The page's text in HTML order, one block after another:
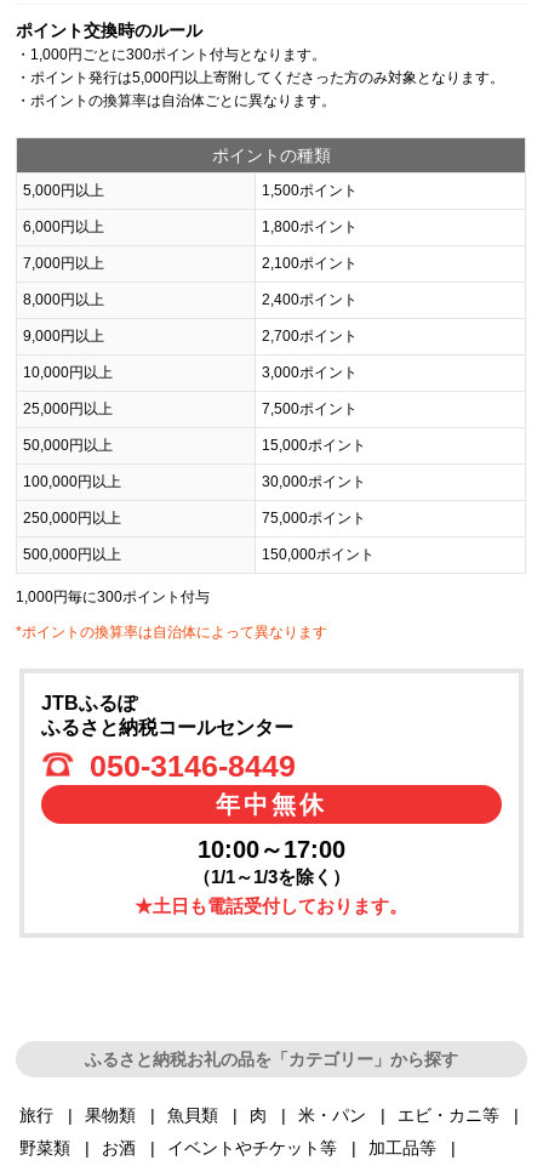
ポイント交換時のルール
・1,000円ごとに300ポイント付与となります。
・ポイント発行は5,000円以上寄附してくださった方のみ対象となります。
・ポイントの換算率は自治体ごとに異なります。
ポイントの種類
5,000円以上 1,500ポイント
6,000円以上 1,800ポイント
7,000円以上 2,100ポイント
8,000円以上 2,400ポイント
9,000円以上 2,700ポイント
10,000円以上 3,000ポイント
25,000円以上 7,500ポイント
50,000円以上 15,000ポイント
100,000円以上 30,000ポイント
250,000円以上 75,000ポイント
500,000円以上 150,000ポイント
1,000円毎に300ポイント付与
*ポイントの換算率は自治体によって異なります
JTBふるぽ
ふるさと納税コールセンター
050-3146-8449
年中無休
10:00～17:00
（1/1～1/3を除く）
★土日も電話受付しております。
ふるさと納税お礼の品を「カテゴリー」から探す
旅行 果物類 魚貝類 肉 米・パン
エビ・カニ等
野菜類
お酒 イベントやチケット等
加工品等